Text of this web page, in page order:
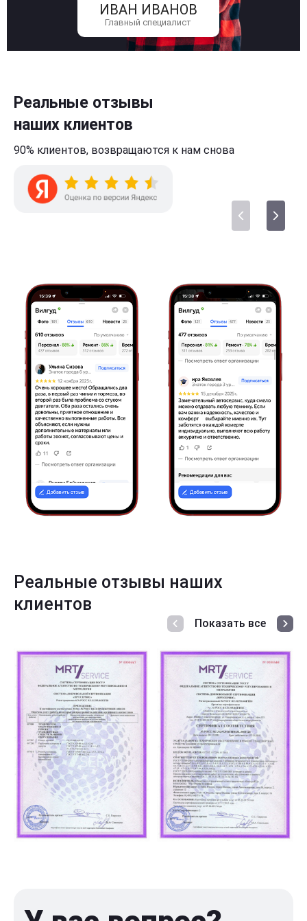
ИВАН ИВАНОВ
Главный специалист
Реальные отзывы
наших клиентов
90% клиентов, возвращаются к нам снова
Реальные отзывы наших
клиентов
Показать все